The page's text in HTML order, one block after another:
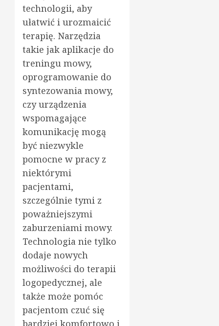
technologii, aby
ułatwić i urozmaicić
terapię. Narzędzia
takie jak aplikacje do
treningu mowy,
oprogramowanie do
syntezowania mowy,
czy urządzenia
wspomagające
komunikację mogą
być niezwykle
pomocne w pracy z
niektórymi
pacjentami,
szczególnie tymi z
poważniejszymi
zaburzeniami mowy.
Technologia nie tylko
dodaje nowych
możliwości do terapii
logopedycznej, ale
także może pomóc
pacjentom czuć się
bardziej komfortowo i